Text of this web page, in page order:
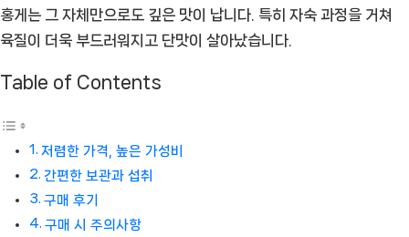
홍게는 그 자체만으로도 깊은 맛이 납니다. 특히 자숙 과정을 거쳐
육질이 더욱 부드러워지고 단맛이 살아났습니다.
Table of Contents
저렴한 가격, 높은 가성비
간편한 보관과 섭취
구매 후기
구매 시 주의사항